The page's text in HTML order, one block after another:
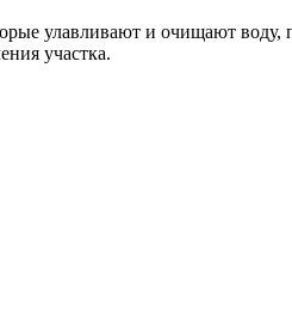
улавливают и очищают воду,
участка.